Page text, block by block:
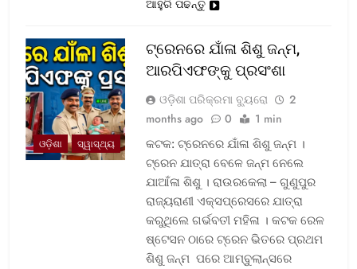
ଆହୁରି ପଢନ୍ତୁ
ଓଡ଼ିଶା ସ୍ୱାସ୍ଥ୍ୟ
ଟ୍ରେନରେ ଯାଁଳା ଶିଶୁ ଜନ୍ମ,
ଆରପିଏଫଙ୍କୁ ପ୍ରସଂଶା
ଓଡ଼ିଶା ପରିକ୍ରମା ବ୍ୟୁରୋ
2
months ago
0 1 min
କଟକ: ଟ୍ରେନରେ ଯାଁଳା ଶିଶୁ ଜନ୍ମ ।
ଟ୍ରେନ ଯାତ୍ରା ବେଳେ ଜନ୍ମ ନେଲେ
ଯାଆଁଳା ଶିଶୁ । ରାଉରକେଲା – ଗୁଣୁପୁର
ରାଜ୍ୟରାଣୀ ଏକ୍ସପ୍ରେସରେ ଯାତ୍ରା
କରୁଥିଲେ ଗର୍ଭବତୀ ମହିଳା । କଟକ ରେଳ
ଷ୍ଟେସନ ଠାରେ ଟ୍ରେନ ଭିତରେ ପ୍ରଥମ
ଶିଶୁ ଜନ୍ମ ପରେ ଆମ୍ବୁଲାନ୍ସରେ